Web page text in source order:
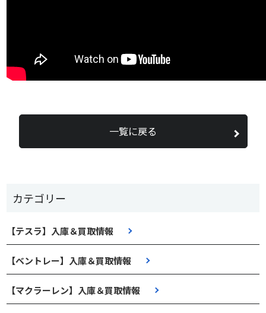
カテゴリー
【テスラ】入庫＆買取情報
【ベントレー】入庫＆買取情報
【マクラーレン】入庫＆買取情報
一覧に戻る